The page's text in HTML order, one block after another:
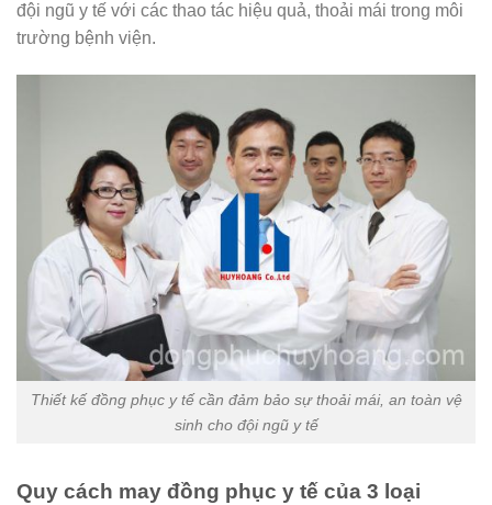
đội ngũ y tế với các thao tác hiệu quả, thoải mái trong môi
trường bệnh viện.
Thiết kế đồng phục y tế cần đảm bảo sự thoải mái, an toàn vệ
sinh cho đội ngũ y tế
Quy cách may đồng phục y tế của 3 loại